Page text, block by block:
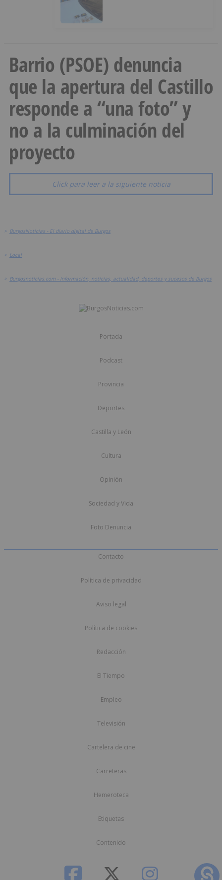
Barrio (PSOE) denuncia
que la apertura del Castillo
responde a “una foto” y
no a la culminación del
proyecto
Click para leer a la siguiente noticia
> BurgosNoticias - El diario digital de Burgos
> Local
> Burgosnoticias.com - Información, noticias, actualidad, deportes y sucesos de Burgos
Portada
Podcast
Provincia
Deportes
Castilla y León
Cultura
Opinión
Sociedad y Vida
Foto Denuncia
Contacto
Política de privacidad
Aviso legal
Política de cookies
Redacción
El Tiempo
Empleo
Televisión
Cartelera de cine
Carreteras
Hemeroteca
Etiquetas
Contenido